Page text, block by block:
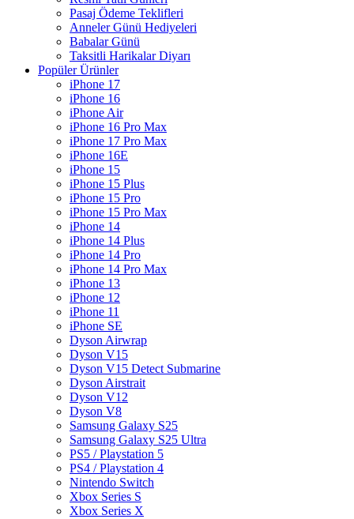
Pasaj Ödeme Teklifleri
Anneler Günü Hediyeleri
Babalar Günü
Taksitli Harikalar Diyarı
Popüler Ürünler
iPhone 17
iPhone 16
iPhone Air
iPhone 16 Pro Max
iPhone 17 Pro Max
iPhone 16E
iPhone 15
iPhone 15 Plus
iPhone 15 Pro
iPhone 15 Pro Max
iPhone 14
iPhone 14 Plus
iPhone 14 Pro
iPhone 14 Pro Max
iPhone 13
iPhone 12
iPhone 11
iPhone SE
Dyson Airwrap
Dyson V15
Dyson V15 Detect Submarine
Dyson Airstrait
Dyson V12
Dyson V8
Samsung Galaxy S25
Samsung Galaxy S25 Ultra
PS5 / Playstation 5
PS4 / Playstation 4
Nintendo Switch
Xbox Series S
Xbox Series X